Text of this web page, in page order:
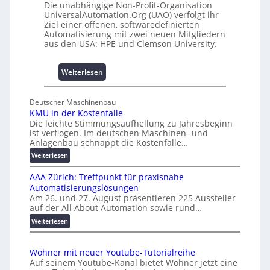
m
m
n
i
e
c
h
a
f
4
0
A
Die unabhängige Non-Profit-Organisation
UniversalAutomation.Org (UAO) verfolgt ihr
Ziel einer offenen, softwaredefinierten
Automatisierung mit zwei neuen Mitgliedern
aus den USA: HPE und Clemson University.
Weiterlesen
U
i
v
e
r
l
A
u
t
m
t
i
Deutscher Maschinenbau
KMU in der Kostenfalle
Die leichte Stimmungsaufhellung zu Jahresbeginn
ist verflogen. Im deutschen Maschinen- und
Anlagenbau schnappt die Kostenfalle…
Weiterlesen:
K
M
U
i
n
d
e
K
o
AAA Zürich: Treffpunkt für praxisnahe
Automatisierungslösungen
Am 26. und 27. August präsentieren 225 Aussteller
auf der All About Automation sowie rund…
Weiterlesen:
A
A
Z
Wöhner mit neuer Youtube-Tutorialreihe
Auf seinem Youtube-Kanal bietet Wöhner jetzt eine